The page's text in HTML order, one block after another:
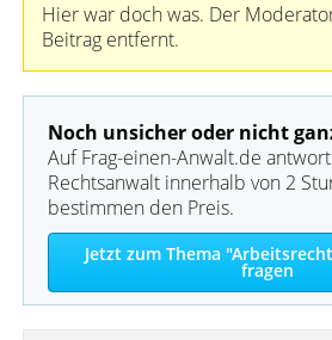
Hier war doch was. Der
Beitrag entfernt.
Noch unsicher oder nicht
Auf Frag-einen-Anwalt.de
Rechtsanwalt innerhalb von 2
bestimmen den Preis.
Jetzt zum Thema
fragen